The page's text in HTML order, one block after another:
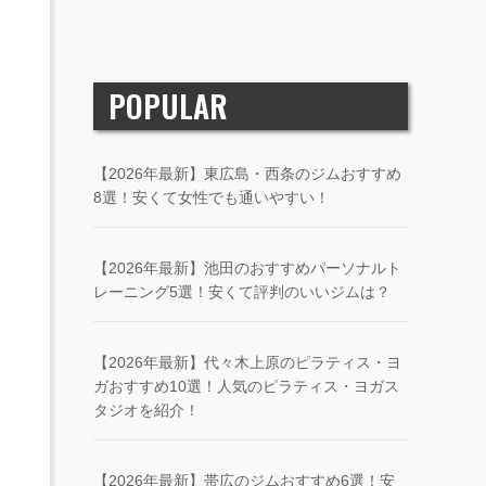
POPULAR
【2026年最新】東広島・西条のジムおすすめ
8選！安くて女性でも通いやすい！
【2026年最新】池田のおすすめパーソナルト
レーニング5選！安くて評判のいいジムは？
【2026年最新】代々木上原のピラティス・ヨ
ガおすすめ10選！人気のピラティス・ヨガス
タジオを紹介！
【2026年最新】帯広のジムおすすめ6選！安